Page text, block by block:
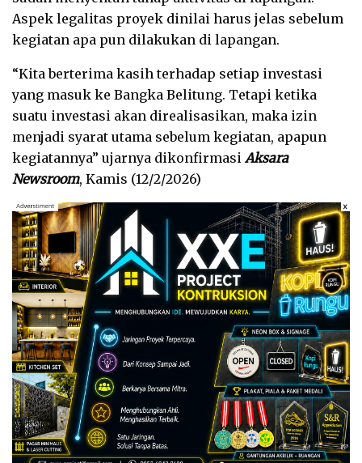
Aspek legalitas proyek dinilai harus jelas sebelum
kegiatan apa pun dilakukan di lapangan.
“Kita berterima kasih terhadap setiap investasi
yang masuk ke Bangka Belitung. Tetapi ketika
suatu investasi akan direalisasikan, maka izin
menjadi syarat utama sebelum kegiatan, apapun
kegiatannya” ujarnya dikonfirmasi Aksara
Newsroom, Kamis (12/2/2026)